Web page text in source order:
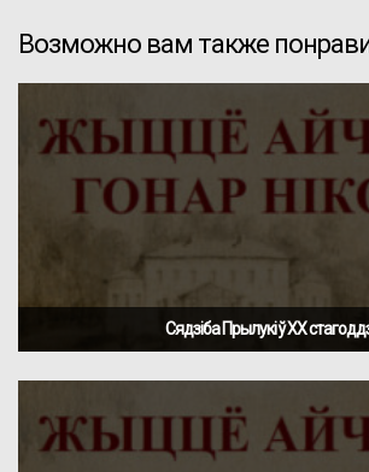
Возможно вам также
Cядзіба Прылукі ў ХХ